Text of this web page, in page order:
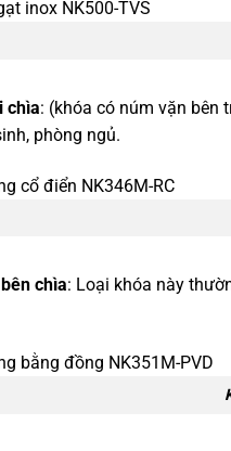
chìa: (khóa có núm vặn bên
phòng ngủ.
chìa: Loại khóa này